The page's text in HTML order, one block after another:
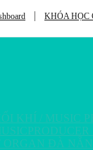
KHÓA HỌC
KHÍ / MUSIC
ORGAN ĐÀ